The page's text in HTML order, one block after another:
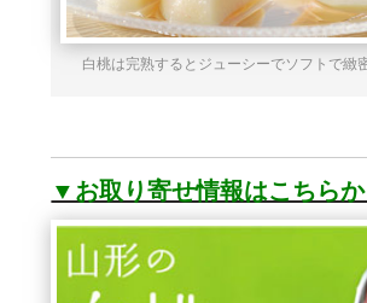
白桃は完熟するとジューシーでソフトで緻
▼お取り寄せ情報はこちらか